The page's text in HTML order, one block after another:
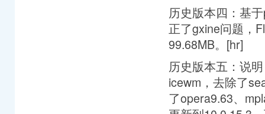
历史版本四：基
正了gxine问题，
99.68MB。[hr]
历史版本五：说
icewm，去除了
了opera9.63、